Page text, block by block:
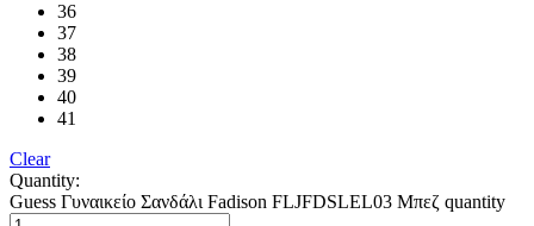
36
37
38
39
40
41
Clear
Quantity:
Guess Γυναικείο Σανδάλι Fadison FLJFDSLEL03 Μπεζ quantity